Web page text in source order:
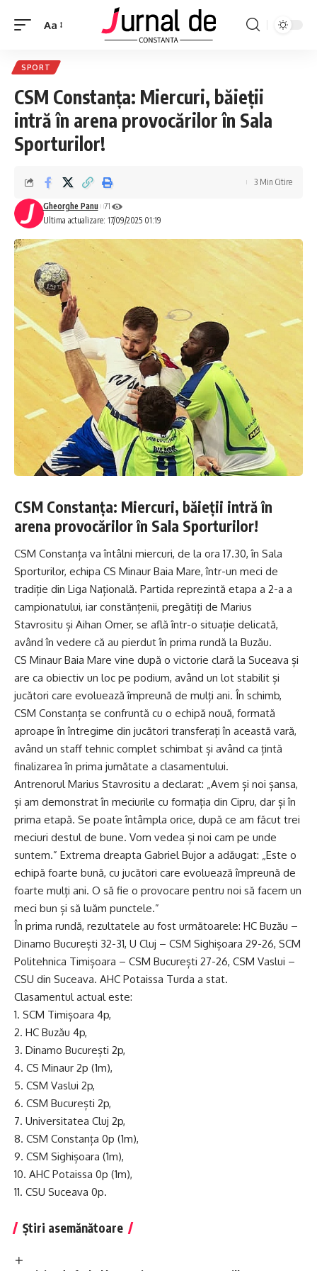
Aa
SPORT
CSM Constanța: Miercuri, băieții
intră în arena provocărilor în Sala
Sporturilor!
Ultima actualizare: 17/09/2025 01:19
Gheorghe Panu 71
3 Min Citire
CSM Constanța: Miercuri, băieții intră în
arena provocărilor în Sala Sporturilor!
CSM Constanța va întâlni miercuri, de la ora 17.30, în Sala
Sporturilor, echipa CS Minaur Baia Mare, într-un meci de
tradiție din Liga Națională. Partida reprezintă etapa a 2-a a
campionatului, iar constănțenii, pregătiți de Marius
Stavrositu și Aihan Omer, se află într-o situație delicată,
având în vedere că au pierdut în prima rundă la Buzău.
CS Minaur Baia Mare vine după o victorie clară la Suceava și
are ca obiectiv un loc pe podium, având un lot stabilit și
jucători care evoluează împreună de mulți ani. În schimb,
CSM Constanța se confruntă cu o echipă nouă, formată
aproape în întregime din jucători transferați în această vară,
având un staff tehnic complet schimbat și având ca țintă
finalizarea în prima jumătate a clasamentului.
Antrenorul Marius Stavrositu a declarat: „Avem și noi șansa,
și am demonstrat în meciurile cu formația din Cipru, dar și în
prima etapă. Se poate întâmpla orice, după ce am făcut trei
meciuri destul de bune. Vom vedea și noi cam pe unde
suntem.” Extrema dreapta Gabriel Bujor a adăugat: „Este o
echipă foarte bună, cu jucători care evoluează împreună de
foarte mulți ani. O să fie o provocare pentru noi să facem un
meci bun și să luăm punctele.”
În prima rundă, rezultatele au fost următoarele: HC Buzău –
Dinamo București 32-31, U Cluj – CSM Sighișoara 29-26, SCM
Politehnica Timișoara – CSM București 27-26, CSM Vaslui –
CSU din Suceava. AHC Potaissa Turda a stat.
Clasamentul actual este:
1. SCM Timișoara 4p,
2. HC Buzău 4p,
3. Dinamo București 2p,
4. CS Minaur 2p (1m),
5. CSM Vaslui 2p,
6. CSM București 2p,
7. Universitatea Cluj 2p,
8. CSM Constanța 0p (1m),
9. CSM Sighișoara (1m),
10. AHC Potaissa 0p (1m),
11. CSU Suceava 0p.
Știri asemănătoare